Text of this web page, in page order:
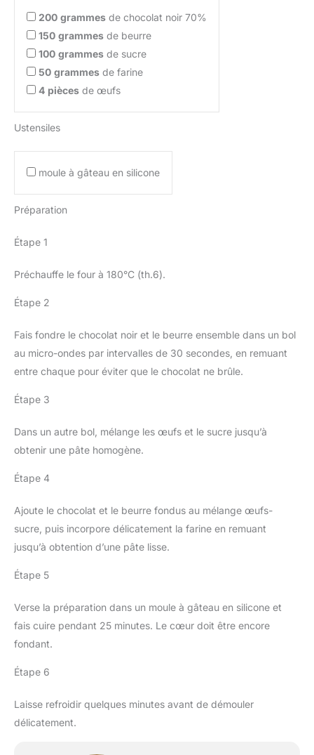
200 grammes de chocolat noir 70%
150 grammes de beurre
100 grammes de sucre
50 grammes de farine
4 pièces de œufs
Ustensiles
moule à gâteau en silicone
Préparation
Étape 1
Préchauffe le four à 180°C (th.6).
Étape 2
Fais fondre le chocolat noir et le beurre ensemble dans un bol
au micro-ondes par intervalles de 30 secondes, en remuant
entre chaque pour éviter que le chocolat ne brûle.
Étape 3
Dans un autre bol, mélange les œufs et le sucre jusqu’à
obtenir une pâte homogène.
Étape 4
Ajoute le chocolat et le beurre fondus au mélange œufs-
sucre, puis incorpore délicatement la farine en remuant
jusqu’à obtention d’une pâte lisse.
Étape 5
Verse la préparation dans un moule à gâteau en silicone et
fais cuire pendant 25 minutes. Le cœur doit être encore
fondant.
Étape 6
Laisse refroidir quelques minutes avant de démouler
délicatement.